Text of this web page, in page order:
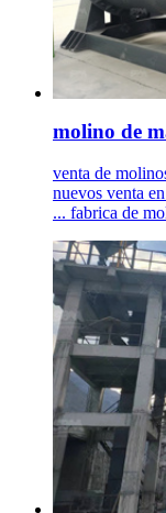
molino de
venta de
nuevos venta
... fabrica de